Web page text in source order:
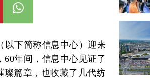
以下简称信息中心）迎来
60年间，信息中心见证了
璨篇章，也收藏了几代纺